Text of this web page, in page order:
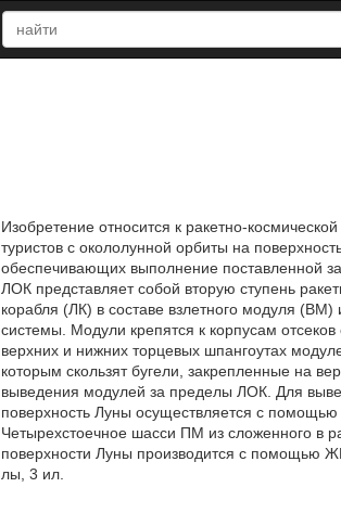
Изобретение относится к ракетно-
туристов с окололунной орбиты на
обеспечивающих выполнение поставленной
ЛОК представляет собой вторую ступень
корабля (ЛК) в составе взлетного модуля
системы. Модули крепятся к корпусам
верхних и нижних торцевых шпангоутах
которым скользят бугели, закрепленные на
выведения модулей за пределы ЛОК. Для
поверхность Луны осуществляется с
Четырехстоечное шасси ПМ из сложенного в
поверхности Луны производится с помощью
лы, 3 ил.